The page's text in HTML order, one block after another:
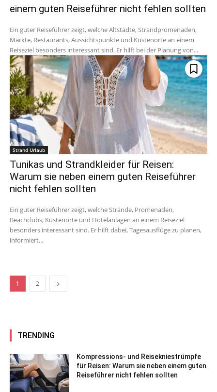
einem guten Reiseführer nicht fehlen sollten
Ein guter Reiseführer zeigt, welche Altstädte, Strandpromenaden,
Märkte, Restaurants, Aussichtspunkte und Küstenorte an einem
Reiseziel besonders interessant sind. Er hilft bei der Planung von...
Strand Urlaub
Tunikas und Strandkleider für Reisen:
Warum sie neben einem guten Reiseführer
nicht fehlen sollten
Ein guter Reiseführer zeigt, welche Strände, Promenaden,
Beachclubs, Küstenorte und Hotelanlagen an einem Reiseziel
besonders interessant sind. Er hilft dabei, Tagesausflüge zu planen,
informiert...
1 2
TRENDING
Kompressions- und Reisekniestrümpfe
für Reisen: Warum sie neben einem guten
Reiseführer nicht fehlen sollten